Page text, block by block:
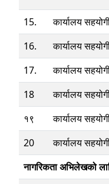
15. कार्यालय
16.
कार्यालय
17.
कार्यालय
18
कार्यालय
१९
कार्यालय
20
कार्यालय
नागरिकता अभिलेखको